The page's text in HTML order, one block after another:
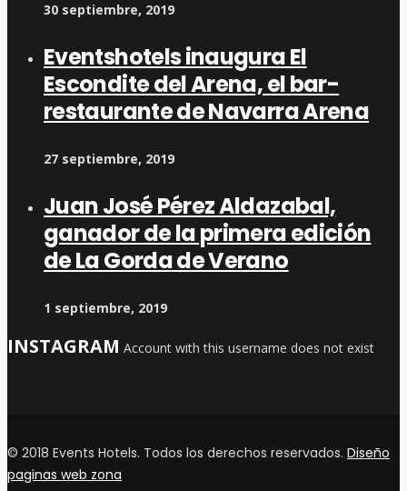
30 septiembre, 2019
Eventshotels inaugura El
Escondite del Arena, el bar-
restaurante de Navarra Arena
27 septiembre, 2019
Juan José Pérez Aldazabal,
ganador de la primera edición
de La Gorda de Verano
1 septiembre, 2019
INSTAGRAM Account with this username does not exist
© 2018 Events Hotels. Todos los derechos reservados. Diseño
paginas web zona